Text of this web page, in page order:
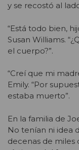
y se recostó al
“Está todo bien,
Susan Williams.
el cuerpo?”.
“Creí que mi
Emily. “Por
estaba muerto”.
En la familia de
No tenían ni idea
decenas de miles